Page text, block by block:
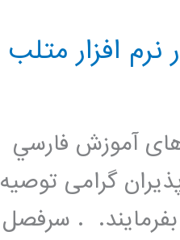
افزار متلب
آموزش فارسي
گرامی توصیه
. سرفصل